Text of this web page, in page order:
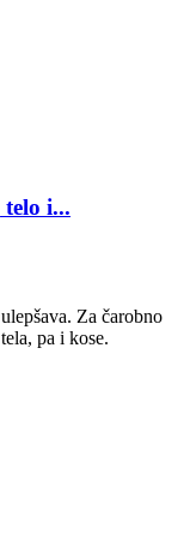
i...
Za čarobno
pa i kose.